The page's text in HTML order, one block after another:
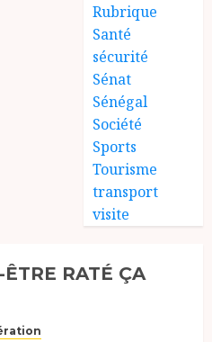
Rubrique
Santé
sécurité
Sénat
Sénégal
Société
Sports
Tourisme
transport
visite
RATÉ ÇA